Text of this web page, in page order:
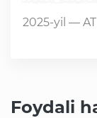
2025-yil —
Foydali